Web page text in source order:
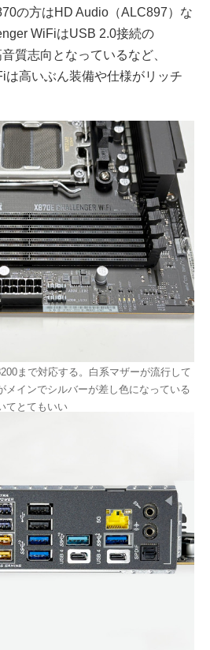
の方はHD Audio（ALC897）な
WiFiはUSB 2.0接続の
質志向となっているなど、
は高いぶん装備や仕様がリッチ
まで対応する。白系マザーが流行して
メインでシルバーが差し色になっている
てとてもいい